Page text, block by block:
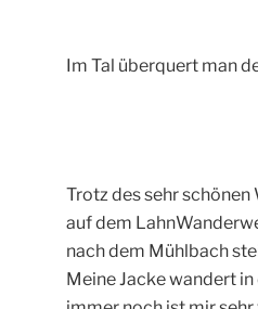
Im Tal überquert man
Trotz des sehr
auf dem
nach dem Mühlbach
Meine Jacke wandert